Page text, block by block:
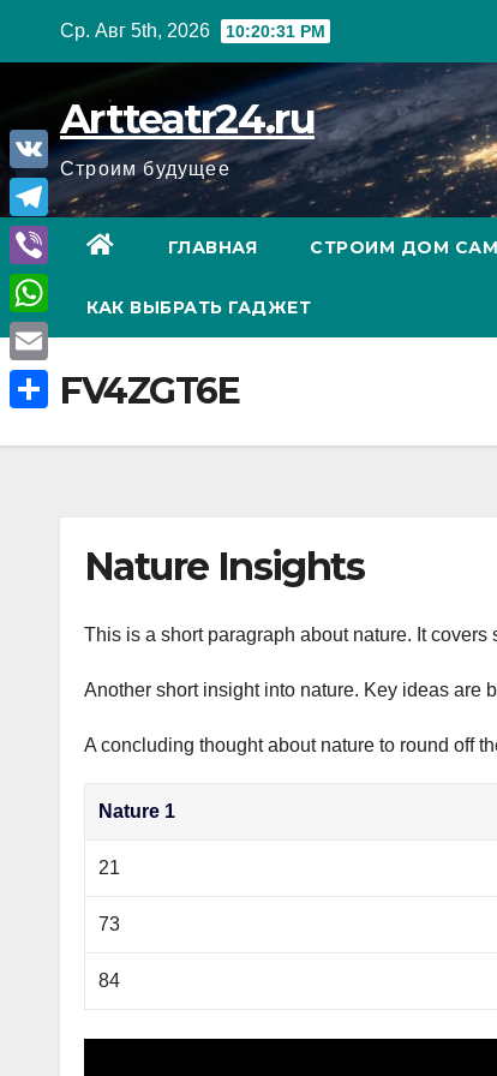
Ср. Авг 5th, 2026 10:20:32 PM
Artteatr24.ru
Строим будущее
ГЛАВНАЯ СТРОИМ ДОМ
КАК ВЫБРАТЬ ГАДЖЕТ
FV4ZGT6E
Nature Insights
This is a short paragraph about nature. It
Another short insight into nature. Key ideas are
A concluding thought about nature to round off
Nature 1
21
73
84
V
K
T
e
l
e
g
V
i
b
e
W
h
a
t
E